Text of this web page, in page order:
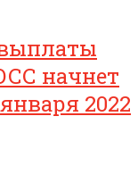
начнет
2022